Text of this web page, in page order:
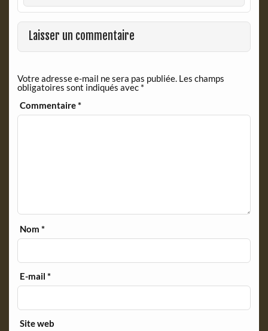
b
o
o
k
t
F
r
e
d
l
y
Laisser un commentaire
Votre adresse e-mail ne sera pas publiée. Les champs
obligatoires sont indiqués avec *
Commentaire*
Nom*
E-mail*
Site web